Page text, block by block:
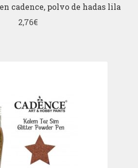
cadence, polvo de hadas lila
2,76€